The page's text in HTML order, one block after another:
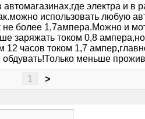
электра и в
использовать любую
более 1,7ампера.Можно и
заряжать током 0,8
12 часов током 1,7
меньше
1 >